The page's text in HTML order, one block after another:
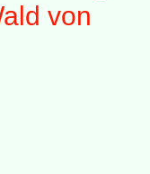
von